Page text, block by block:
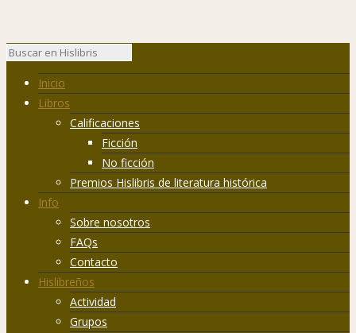
Inicio
Libros
Calificaciones
Ficción
No ficción
Premios Hislibris de literatura histórica
Info
Sobre nosotros
FAQs
Contacto
Hislibreños
Actividad
Grupos